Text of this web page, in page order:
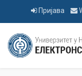
Пријава